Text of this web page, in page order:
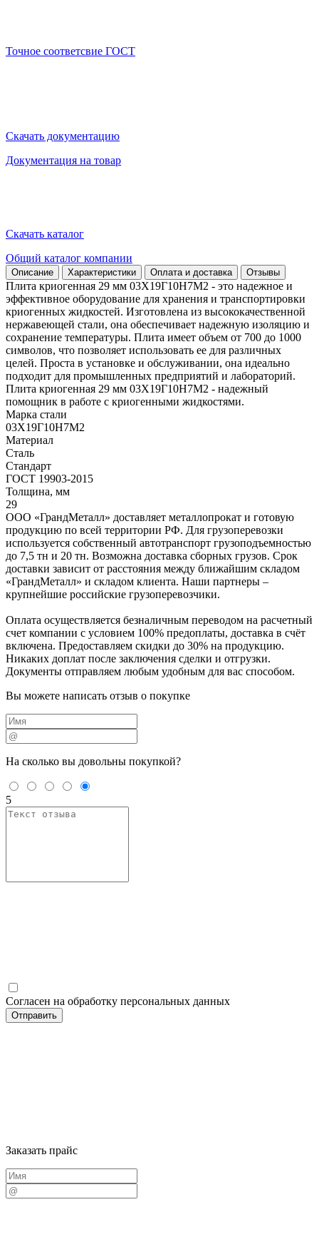
Точное соответсвие ГОСТ
Скачать документацию
Документация на товар
Скачать каталог
Общий каталог компании
Описание Характеристики Оплата и доставка Отзывы
Плита криогенная 29 мм 03Х19Г10Н7М2 - это надежное и
эффективное оборудование для хранения и транспортировки
криогенных жидкостей. Изготовлена из высококачественной
нержавеющей стали, она обеспечивает надежную изоляцию и
сохранение температуры. Плита имеет объем от 700 до 1000
символов, что позволяет использовать ее для различных
целей. Проста в установке и обслуживании, она идеально
подходит для промышленных предприятий и лабораторий.
Плита криогенная 29 мм 03Х19Г10Н7М2 - надежный
помощник в работе с криогенными жидкостями.
Марка стали
03Х19Г10Н7М2
Материал
Сталь
Стандарт
ГОСТ 19903-2015
Толщина, мм
29
ООО «ГрандМеталл» доставляет металлопрокат и готовую
продукцию по всей территории РФ. Для грузоперевозки
используется собственный автотранспорт грузоподъемностью
до 7,5 тн и 20 тн. Возможна доставка сборных грузов. Срок
доставки зависит от расстояния между ближайшим складом
«ГрандМеталл» и складом клиента. Наши партнеры –
крупнейшие российские грузоперевозчики.
Оплата осуществляется безналичным переводом на расчетный
счет компании с условием 100% предоплаты, доставка в счёт
включена. Предоставляем скидки до 30% на продукцию.
Никаких доплат после заключения сделки и отгрузки.
Документы отправляем любым удобным для вас способом.
Вы можете написать отзыв о покупке
На сколько вы довольны покупкой?
5
Согласен на обработку персональных данных
Заказать прайс